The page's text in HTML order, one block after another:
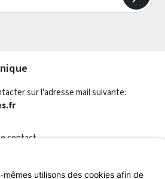
sur l'adresse mail suivante:
contact.